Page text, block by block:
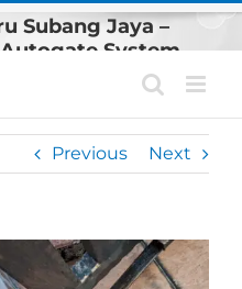
Subang Jaya –
System
Previous Next